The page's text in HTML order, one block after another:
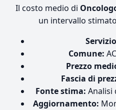
Il costo medio di
un intervallo
Comune:
Prezzo
Fascia di
Fonte stima:
Aggiornamento: